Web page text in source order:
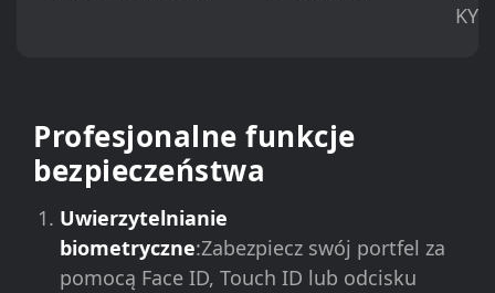
KYC)
Profesjonalne funkcje
bezpieczeństwa
Uwierzytelnianie
biometryczne:Zabezpiecz swój portfel za
pomocą Face ID, Touch ID lub odcisku